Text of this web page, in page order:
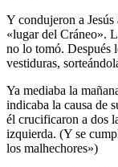
Y condujeron a
«lugar del Cráneo».
no lo tomó. Después
vestiduras,
Ya mediaba la
indicaba la causa de
él crucificaron a dos
izquierda. (Y se
los malhechores»)